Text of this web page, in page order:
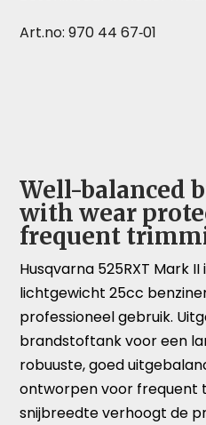
Art.no: 970 44 67‑01
Well-balanced
with wear
frequent
Husqvarna 525RXT Mark
lichtgewicht 25cc
professioneel gebruik.
brandstoftank voor een
robuuste, goed
ontworpen voor frequent
snijbreedte verhoogt de